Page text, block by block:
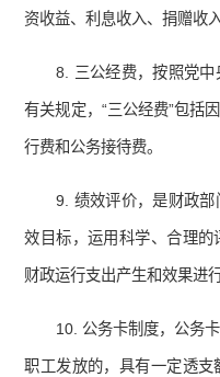
资收益、利息收入、捐赠收入
8. 三公经费，按照党
有关规定，“三公经费”包括
行费和公务接待费。
9. 绩效评价，是财政
效目标，运用科学、合理
财政运行支出产生和效果进
10. 公务卡制度，公务
职工发放的，具有一定透